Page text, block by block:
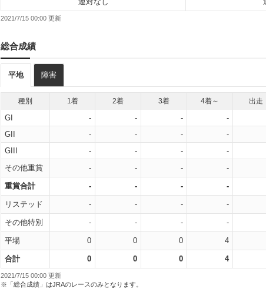
2021/7/15 00:00
総合成績
平地 障害
種別 1着 2着 3着 4着～ 出走
GI - - - -
GII
- - - -
GIII
- - - -
その他重賞
- - - -
重賞合計 - - - -
リステッド - - - -
その他特別 - - - -
平場 0 0 0 4
合計 0 0 0 4
2021/7/15 00:00 更新
※「総合成績」はJRAのレースのみとなります。